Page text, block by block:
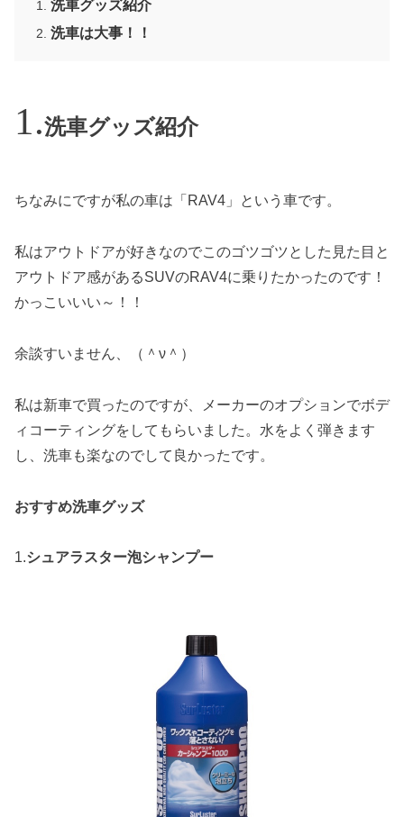
洗車グッズ紹介
洗車は大事！！
洗車グッズ紹介
ちなみにですが私の車は「RAV4」という車です。
私はアウトドアが好きなのでこのゴツゴツとした見た目と
アウトドア感があるSUVのRAV4に乗りたかったのです！
かっこいいい～！！
余談すいません、（＾ν＾）
私は新車で買ったのですが、メーカーのオプションでボデ
ィコーティングをしてもらいました。水をよく弾きます
し、洗車も楽なのでして良かったです。
おすすめ洗車グッズ
1.シュアラスター泡シャンプー